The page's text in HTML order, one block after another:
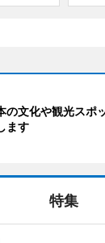
の文化や観光ス
ます
特集